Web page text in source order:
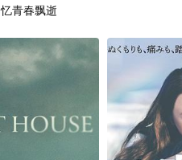
忆青春飘逝